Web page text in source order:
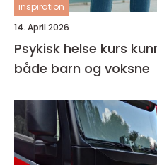
inspiration
14. April 2026
Psykisk helse kurs kunnskap som styrker
både barn og voksne